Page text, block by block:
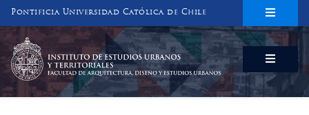
Pontificia Universidad Católica de Chile
INSTITUTO DE ESTUDIOS URBANOS
Y TERRITORIALES